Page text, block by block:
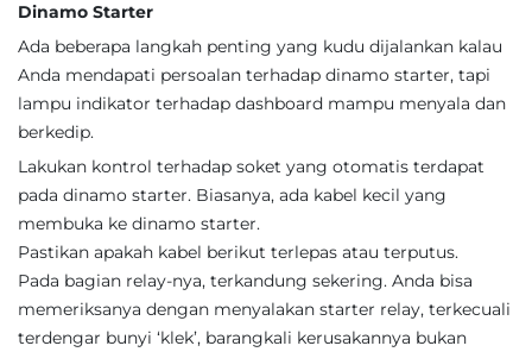
Dinamo Starter
Ada beberapa langkah penting yang kudu dijalankan kalau
Anda mendapati persoalan terhadap dinamo starter, tapi
lampu indikator terhadap dashboard mampu menyala dan
berkedip.
Lakukan kontrol terhadap soket yang otomatis terdapat
pada dinamo starter. Biasanya, ada kabel kecil yang
membuka ke dinamo starter.
Pastikan apakah kabel berikut terlepas atau terputus.
Pada bagian relay-nya, terkandung sekering. Anda bisa
memeriksanya dengan menyalakan starter relay, terkecuali
terdengar bunyi ‘klek’, barangkali kerusakannya bukan